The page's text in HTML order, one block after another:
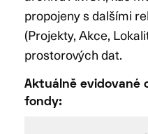
propojeny s dalšími
(Projekty, Akce,
prostorových dat.
Aktuálně evidované
fondy: